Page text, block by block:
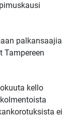
palkansaajia
Tampereen
kello
ei